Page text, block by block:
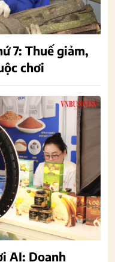
7: Thuế giảm,
chơi
AI: Doanh